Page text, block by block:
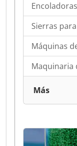
Sierras
Máquinas
Maquinaria
Más